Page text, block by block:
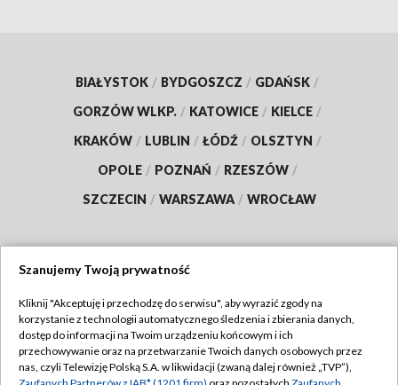
BIAŁYSTOK / BYDGOSZCZ / GDAŃSK /
GORZÓW WLKP. / KATOWICE / KIELCE /
KRAKÓW / LUBLIN / ŁÓDŹ / OLSZTYN /
OPOLE / POZNAŃ / RZESZÓW /
SZCZECIN / WARSZAWA / WROCŁAW
TVP
Abonament TVP
Emisja w TVP
Regulamin TVP
Szanujemy Twoją prywatność
Kliknij "Akceptuję i przechodzę do serwisu", aby wyrazić zgody na
korzystanie z technologii automatycznego śledzenia i zbierania danych,
dostęp do informacji na Twoim urządzeniu końcowym i ich
przechowywanie oraz na przetwarzanie Twoich danych osobowych przez
nas, czyli Telewizję Polską S.A. w likwidacji (zwaną dalej również „TVP”),